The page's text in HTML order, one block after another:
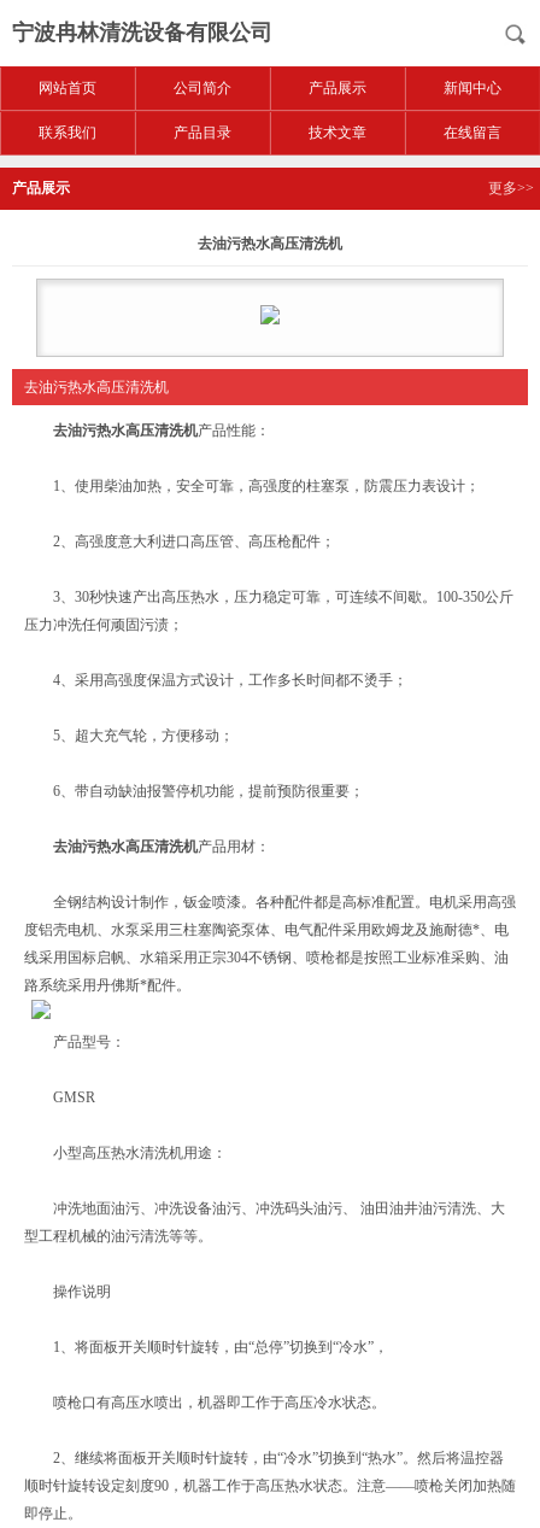
宁波冉林清洗设备有限公司
网站首页 公司简介 产品展示 新闻中心
联系我们 产品目录 技术文章 在线留言
产品展示 更多>>
去油污热水高压清洗机
去油污热水高压清洗机
去油污热水高压清洗机产品性能：
1、使用柴油加热，安全可靠，高强度的柱塞泵，防震压力表设计；
2、高强度意大利进口高压管、高压枪配件；
3、30秒快速产出高压热水，压力稳定可靠，可连续不间歇。100-350公斤
压力冲洗任何顽固污渍；
4、采用高强度保温方式设计，工作多长时间都不烫手；
5、超大充气轮，方便移动；
6、带自动缺油报警停机功能，提前预防很重要；
去油污热水高压清洗机产品用材：
全钢结构设计制作，钣金喷漆。各种配件都是高标准配置。电机采用高强
度铝壳电机、水泵采用三柱塞陶瓷泵体、电气配件采用欧姆龙及施耐德*、电
线采用国标启帆、水箱采用正宗304不锈钢、喷枪都是按照工业标准采购、油
路系统采用丹佛斯*配件。
产品型号：
GMSR
小型高压热水清洗机用途：
冲洗地面油污、冲洗设备油污、冲洗码头油污、 油田油井油污清洗、大
型工程机械的油污清洗等等。
操作说明
1、将面板开关顺时针旋转，由“总停”切换到“冷水”，
喷枪口有高压水喷出，机器即工作于高压冷水状态。
2、继续将面板开关顺时针旋转，由“冷水”切换到“热水”。然后将温控器
顺时针旋转设定刻度90，机器工作于高压热水状态。注意——喷枪关闭加热随
即停止。